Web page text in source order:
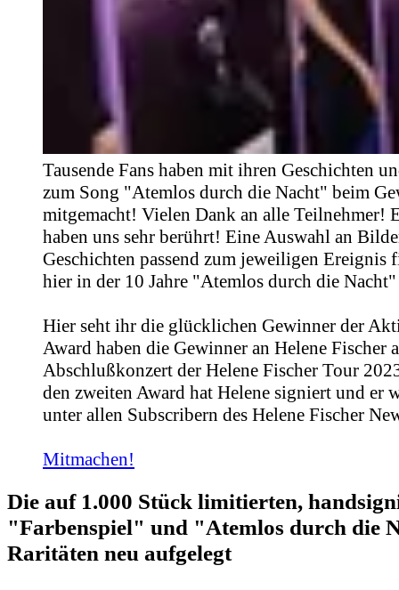
Tausende Fans haben mit ihren Geschichten
zum Song "Atemlos durch die Nacht" beim
mitgemacht! Vielen Dank an alle Teilnehmer!
haben uns sehr berührt! Eine Auswahl an
Geschichten passend zum jeweiligen Ereignis
hier in der 10 Jahre "Atemlos durch die
Hier seht ihr die glücklichen Gewinner der
Award haben die Gewinner an Helene Fischer
Abschlußkonzert der Helene Fischer Tour
den zweiten Award hat Helene signiert und er
unter allen Subscribern des Helene Fischer
Mitmachen!
Die auf 1.000 Stück limitierten,
"Farbenspiel" und "Atemlos durch die
Raritäten neu aufgelegt